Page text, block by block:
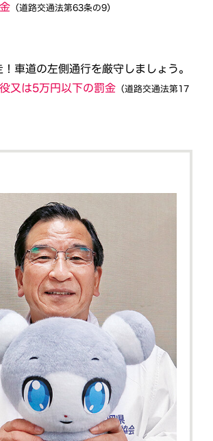
（道路交通法第63条の9）
車道の左側通行を厳守しましょう。
又は5万円以下の罰金（道路交通法第17